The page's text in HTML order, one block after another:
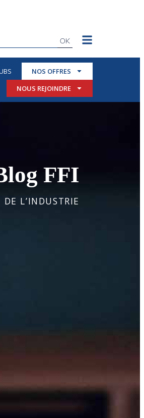
OK
NOS OFFRES
NOUS REJOINDRE
FFI
L’INDUSTRIE